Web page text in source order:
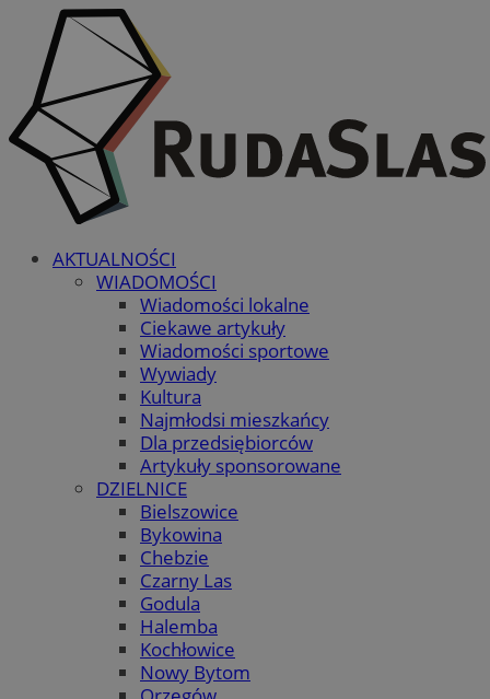
AKTUALNOŚCI
WIADOMOŚCI
Wiadomości lokalne
Ciekawe artykuły
Wiadomości sportowe
Wywiady
Kultura
Najmłodsi mieszkańcy
Dla przedsiębiorców
Artykuły sponsorowane
DZIELNICE
Bielszowice
Bykowina
Chebzie
Czarny Las
Godula
Halemba
Kochłowice
Nowy Bytom